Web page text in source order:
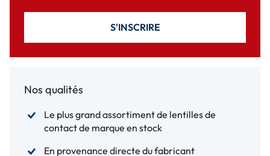
S'INSCRIRE
Nos qualités
Le plus grand assortiment de lentilles de
contact de marque en stock
En provenance directe du fabricant